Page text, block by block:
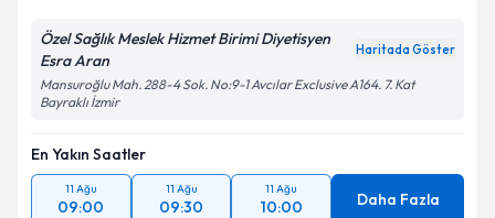
Özel Sağlık Meslek Hizmet Birimi Diyetisyen
Esra Aran
Haritada Göster
Mansuroğlu Mah. 288-4 Sok. No:9-1 Avcılar Exclusive A164. 7. Kat
Bayraklı İzmir
En Yakın Saatler
11 Ağu
09:00
11 Ağu
09:30
11 Ağu
10:00 Daha Fazla